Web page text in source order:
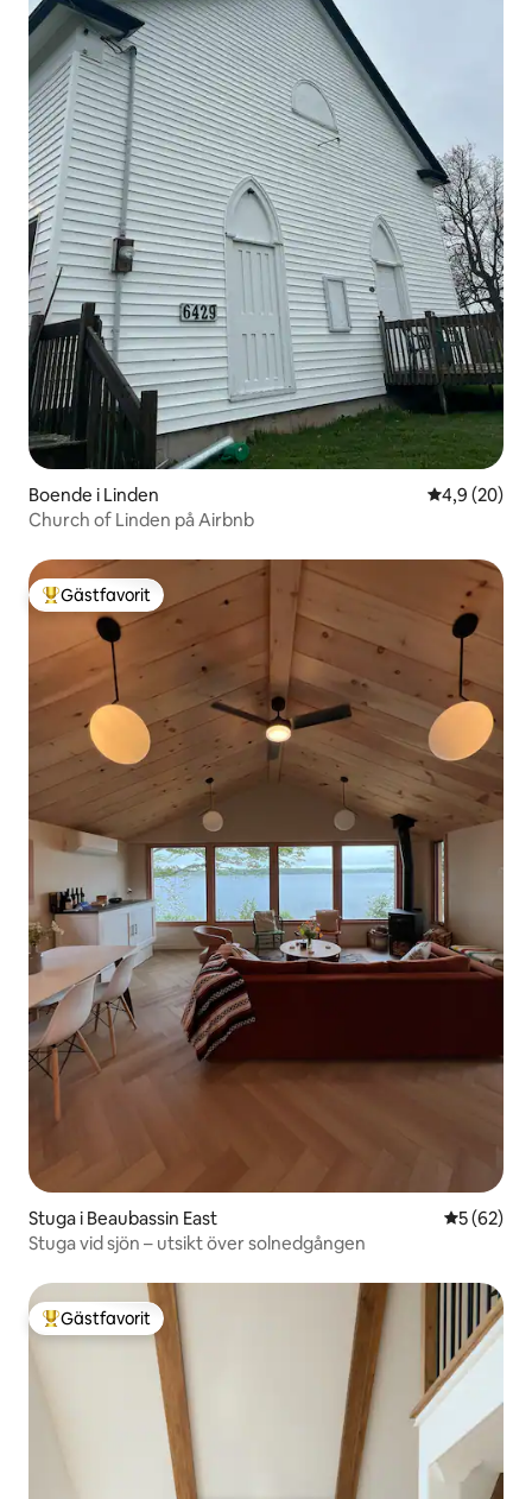
Boende i Linden 4,9 av 5 i
4,9 (20)
Church of Linden på Airbnb
Populär gästfavorit
Gästfavorit
Stuga i Beaubassin East 5 av 5 i
5 (62)
Stuga vid sjön – utsikt över solnedgången
Populär gästfavorit
Gästfavorit